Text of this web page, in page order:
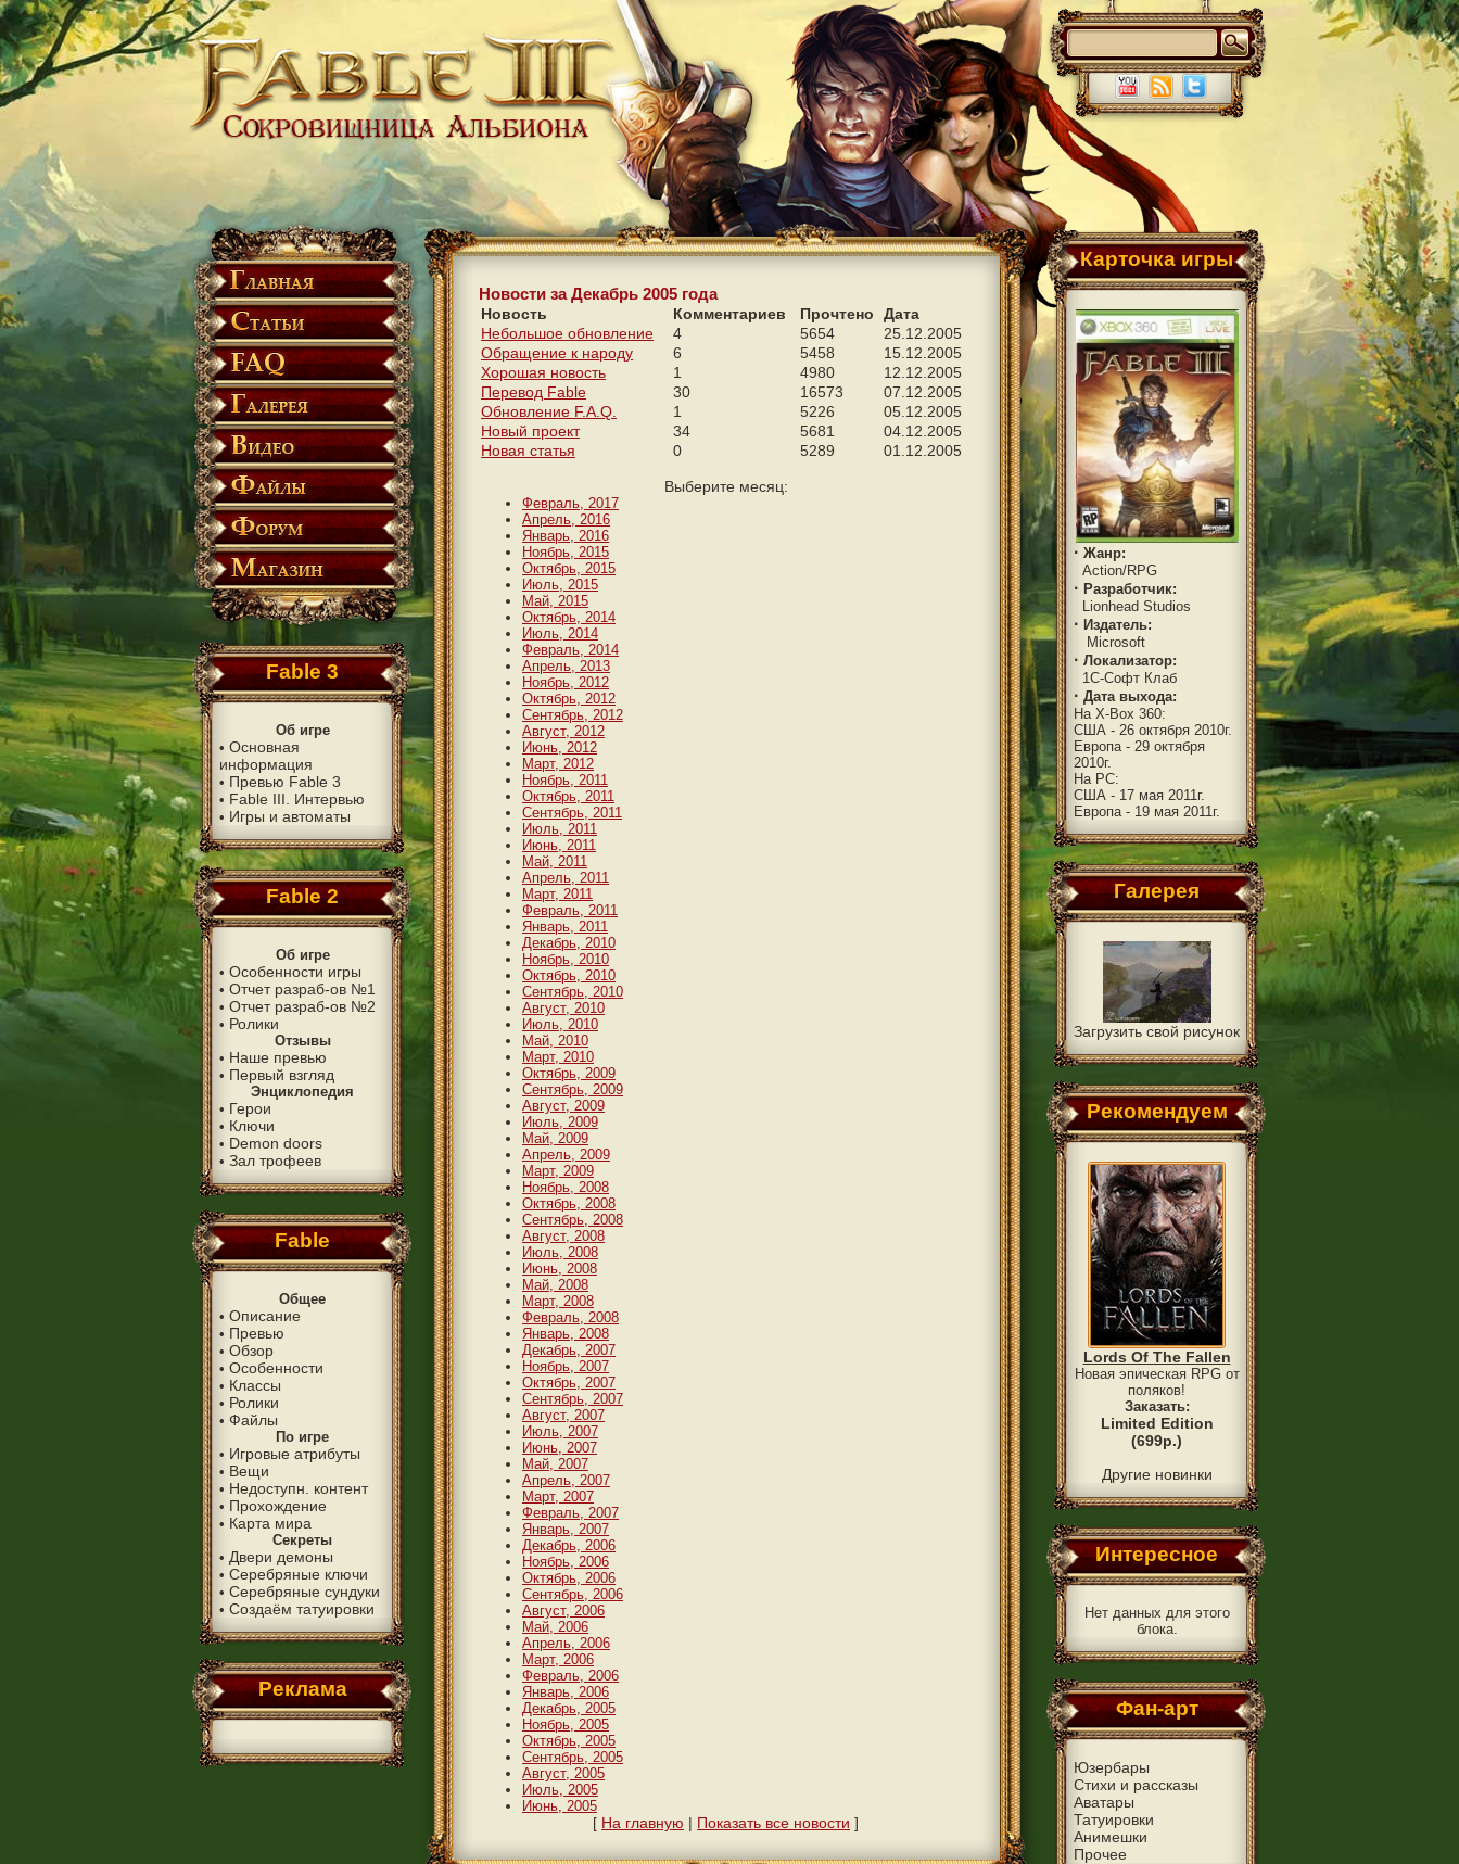
Fable 3
Об игре
• Основная
информация
• Превью Fable 3
• Fable III. Интервью
• Игры и автоматы
Fable 2
Об игре
• Особенности игры
• Отчет разраб-ов №1
• Отчет разраб-ов №2
• Ролики
Отзывы
• Наше превью
• Первый взгляд
Энциклопедия
• Герои
• Ключи
• Demon doors
• Зал трофеев
Fable
Общее
• Описание
• Превью
• Обзор
• Особенности
• Классы
• Ролики
• Файлы
По игре
• Игровые атрибуты
• Вещи
• Недоступн. контент
• Прохождение
• Карта мира
Секреты
• Двери демоны
• Серебряные ключи
• Серебряные сундуки
• Создаём татуировки
Реклама
Новости за Декабрь 2005 года
Новость Комментариев Прочтено
Дата
Небольшое обновление
4 5654
25.12.2005
Обращение к народу
6 5458
15.12.2005
Хорошая новость
1 4980
12.12.2005
Перевод Fable
30 16573
07.12.2005
Обновление F.A.Q.
1 5226
05.12.2005
Новый проект
34 5681
04.12.2005
Новая статья
0 5289 01.12.2005
Выберите месяц:
Февраль, 2017
Апрель, 2016
Январь, 2016
Ноябрь, 2015
Октябрь, 2015
Июль, 2015
Май, 2015
Октябрь, 2014
Июль, 2014
Февраль, 2014
Апрель, 2013
Ноябрь, 2012
Октябрь, 2012
Сентябрь, 2012
Август, 2012
Июнь, 2012
Март, 2012
Ноябрь, 2011
Октябрь, 2011
Сентябрь, 2011
Июль, 2011
Июнь, 2011
Май, 2011
Апрель, 2011
Март, 2011
Февраль, 2011
Январь, 2011
Декабрь, 2010
Ноябрь, 2010
Октябрь, 2010
Сентябрь, 2010
Август, 2010
Июль, 2010
Май, 2010
Март, 2010
Октябрь, 2009
Сентябрь, 2009
Август, 2009
Июль, 2009
Май, 2009
Апрель, 2009
Март, 2009
Ноябрь, 2008
Октябрь, 2008
Сентябрь, 2008
Август, 2008
Июль, 2008
Июнь, 2008
Май, 2008
Март, 2008
Февраль, 2008
Январь, 2008
Декабрь, 2007
Ноябрь, 2007
Октябрь, 2007
Сентябрь, 2007
Август, 2007
Июль, 2007
Июнь, 2007
Май, 2007
Апрель, 2007
Март, 2007
Февраль, 2007
Январь, 2007
Декабрь, 2006
Ноябрь, 2006
Октябрь, 2006
Сентябрь, 2006
Август, 2006
Май, 2006
Апрель, 2006
Март, 2006
Февраль, 2006
Январь, 2006
Декабрь, 2005
Ноябрь, 2005
Октябрь, 2005
Сентябрь, 2005
Август, 2005
Июль, 2005
Июнь, 2005
[ На главную | Показать все новости ]
Карточка игры
· Жанр:
Action/RPG
· Разработчик:
Lionhead Studios
· Издатель:
Microsoft
· Локализатор:
1C-Софт Клаб
· Дата выхода:
На X-Box 360:
США - 26 октября 2010г.
Европа - 29 октября
2010г.
На PC:
США - 17 мая 2011г.
Европа - 19 мая 2011г.
Галерея
Загрузить свой рисунок
Рекомендуем
Lords Of The Fallen
Новая эпическая RPG от
поляков!
Заказать:
Limited Edition
(699р.)
Другие новинки
Интересное
Нет данных для этого
блока.
Фан-арт
Юзербары
Стихи и рассказы
Аватары
Татуировки
Анимешки
Прочее